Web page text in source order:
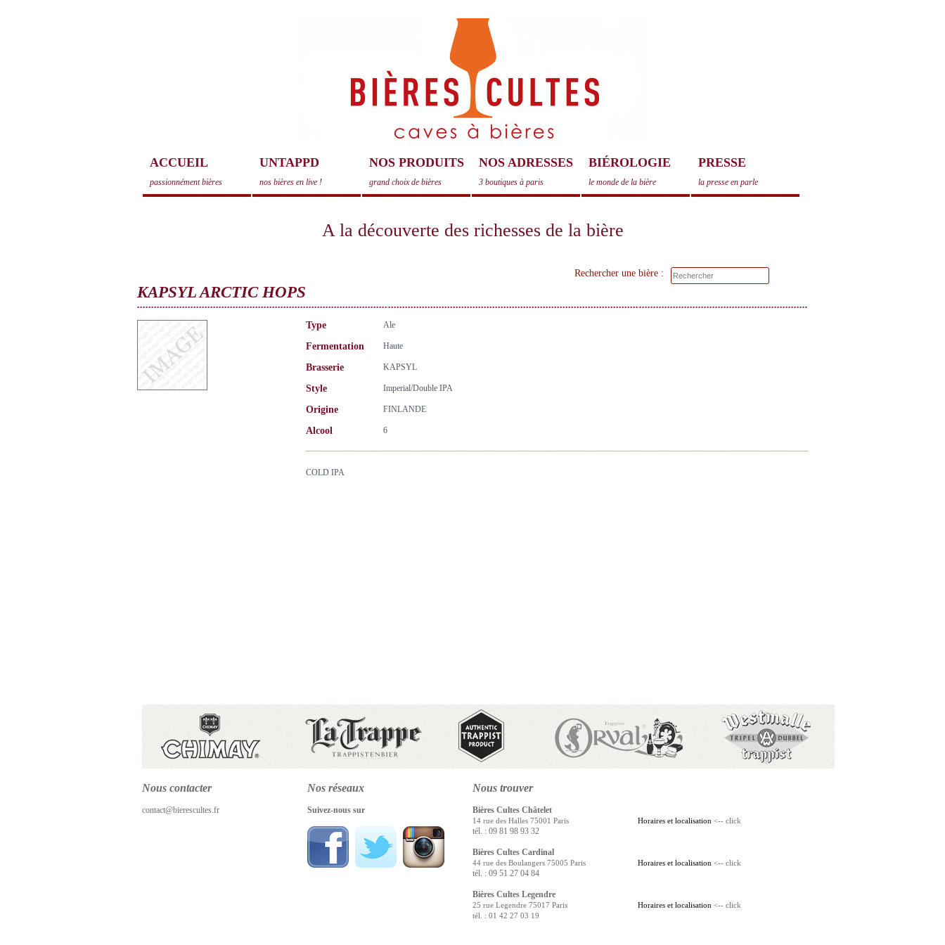
ACCUEIL
passionnément bières
UNTAPPD
nos bières en live !
NOS PRODUITS
grand choix de bières
NOS ADRESSES
3 boutiques à paris
BIÉROLOGIE
le monde de la bière
PRESSE
la presse en parle
A la découverte des richesses de la bière
Rechercher une bière :
KAPSYL ARCTIC HOPS
Type Ale
Fermentation Haute
Brasserie KAPSYL
Style Imperial/Double IPA
Origine FINLANDE
Alcool 6
COLD IPA
Nous contacter
contact@bierescultes.fr
Nos réseaux
Suivez-nous sur
Nous trouver
Bières Cultes Châtelet
14 rue des Halles 75001 Paris
tél. : 09 81 98 93 32
Bières Cultes Cardinal
44 rue des Boulangers 75005 Paris
tél. : 09 51 27 04 84
Bières Cultes Legendre
25 rue Legendre 75017 Paris
tél. : 01 42 27 03 19
Horaires et localisation <-- click
Horaires et localisation <-- click
Horaires et localisation <-- click